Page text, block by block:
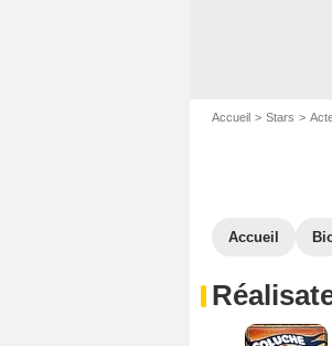
Accueil Stars
Accueil